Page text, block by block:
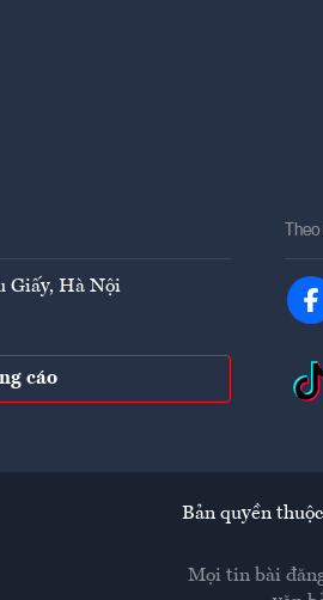
Giấy, Hà Nội
cáo
Bản quyền
Mọi tin bài